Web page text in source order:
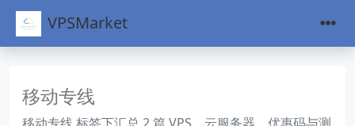
VPSMarket
移动专线